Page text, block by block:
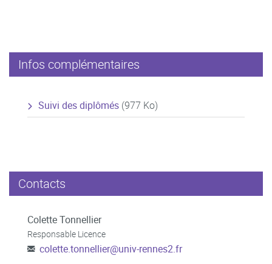
Infos complémentaires
Suivi des diplômés (977 Ko)
Contacts
Colette Tonnellier
Responsable Licence
colette.tonnellier@univ-rennes2.fr